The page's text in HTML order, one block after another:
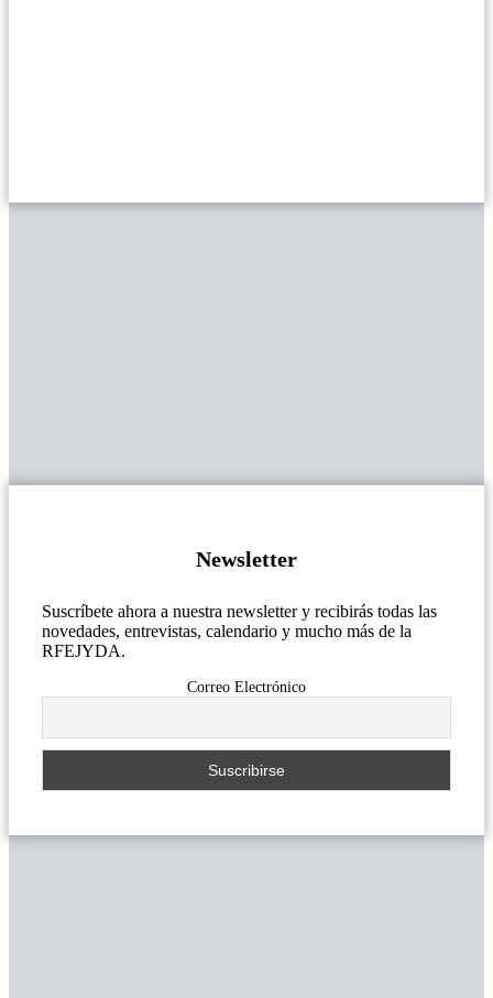
Newsletter
Suscríbete ahora a nuestra newsletter y recibirás todas las
novedades, entrevistas, calendario y mucho más de la
RFEJYDA.
Correo Electrónico